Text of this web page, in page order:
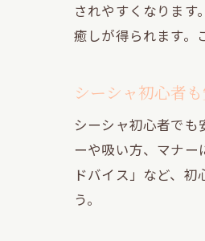
されやすくなりま
癒しが得られます。
シーシャ初心者
シーシャ初心者で
ーや吸い方、マナ
ドバイス」など、
う。